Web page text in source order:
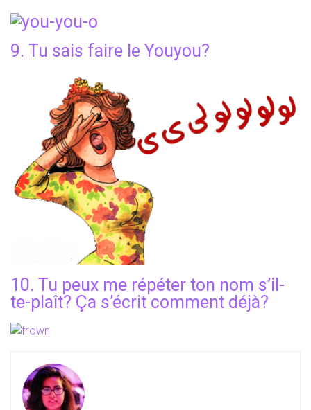
9. Tu sais faire le Youyou?
10. Tu peux me répéter ton nom s’il-
te-plaît? Ça s’écrit comment déjà?